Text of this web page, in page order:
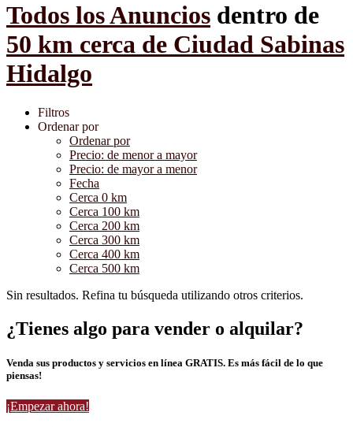
Todos los Anuncios dentro de
50 km cerca de Ciudad Sabinas
Hidalgo
Filtros
Ordenar por
Ordenar por
Precio: de menor a mayor
Precio: de mayor a menor
Fecha
Cerca 0 km
Cerca 100 km
Cerca 200 km
Cerca 300 km
Cerca 400 km
Cerca 500 km
Sin resultados. Refina tu búsqueda utilizando otros criterios.
¿Tienes algo para vender o alquilar?
Venda sus productos y servicios en línea GRATIS. Es más fácil de lo que
piensas!
¡Empezar ahora!